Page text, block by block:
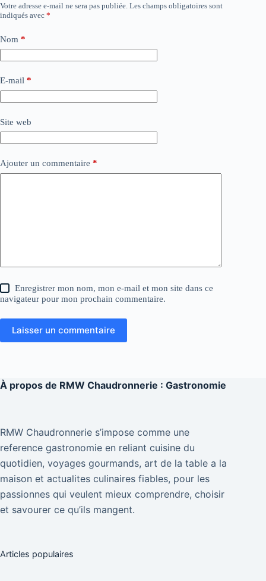
Votre adresse e-mail ne sera pas publiée. Les champs obligatoires sont
indiqués avec *
Nom *
E-mail *
Site web
Ajouter un commentaire *
Enregistrer mon nom, mon e-mail et mon site dans ce
navigateur pour mon prochain commentaire.
Laisser un commentaire
À propos de RMW Chaudronnerie : Gastronomie
RMW Chaudronnerie s’impose comme une
reference gastronomie en reliant cuisine du
quotidien, voyages gourmands, art de la table a la
maison et actualites culinaires fiables, pour les
passionnes qui veulent mieux comprendre, choisir
et savourer ce qu’ils mangent.
Articles populaires